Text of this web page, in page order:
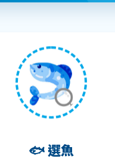
🐟 選魚